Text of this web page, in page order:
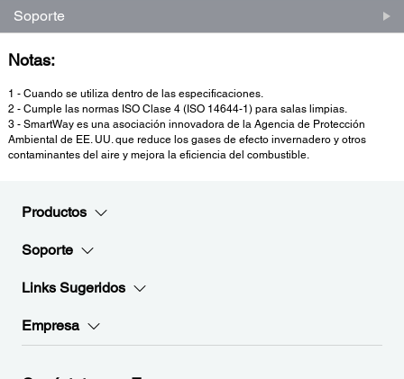
Soporte
Notas:
1 - Cuando se utiliza dentro de las especificaciones.
2 - Cumple las normas ISO Clase 4 (ISO 14644-1) para salas limpias.
3 - SmartWay es una asociación innovadora de la Agencia de Protección
Ambiental de EE. UU. que reduce los gases de efecto invernadero y otros
contaminantes del aire y mejora la eficiencia del combustible.
Productos
Soporte
Links Sugeridos
Empresa